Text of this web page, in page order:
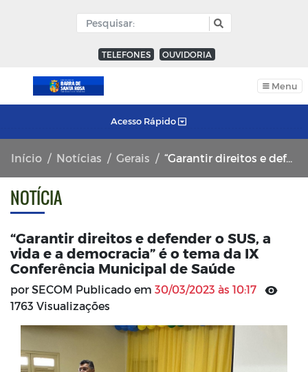
TELEFONES OUVIDORIA
Menu
Acesso Rápido
Início Notícias Gerais “Garantir direitos e defender o SUS, a vida e a democracia” é o tema da IX Conferência Municipal de Saúde
NOTÍCIA
“Garantir direitos e defender o SUS, a
vida e a democracia” é o tema da IX
Conferência Municipal de Saúde
por SECOM Publicado em 30/03/2023 às 10:17
1763 Visualizações